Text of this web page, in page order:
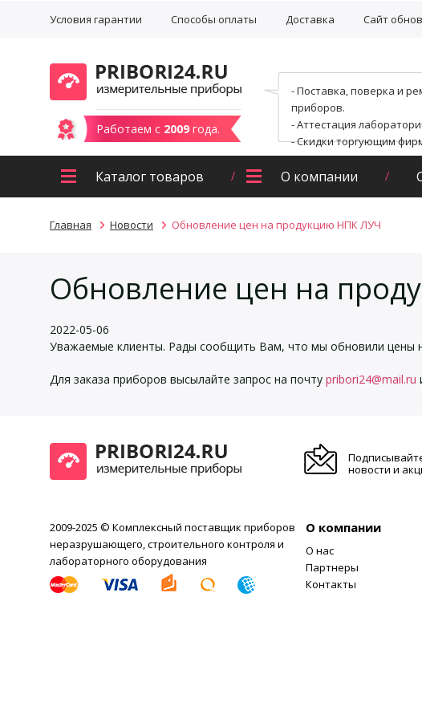
Условия гарантии Способы оплаты Доставка Сайт
Работаем с 2009 года.
- Поставка, поверка и
приборов.
- Аттестация
- Скидки торгующим
Каталог товаров О компании
Главная Новости Обновление цен на продукцию НПК ЛУЧ
Обновление цен на
2022-05-06
Уважаемые клиенты. Рады сообщить Вам, что мы обновили цены
Для заказа приборов высылайте запрос на почту pribori24@mail.ru
новости и
2009-2025 © Комплексный поставщик приборов
неразрушающего, строительного контроля и
лабораторного оборудования
О компании
О нас
Партнеры
Контакты